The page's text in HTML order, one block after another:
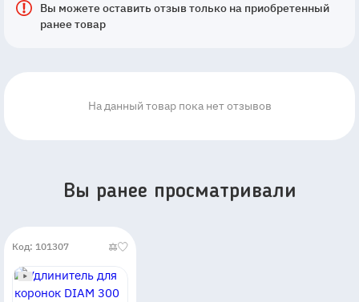
Вы можете оставить отзыв только на приобретенный
ранее товар
На данный товар пока нет отзывов
Вы ранее просматривали
Код: 101307